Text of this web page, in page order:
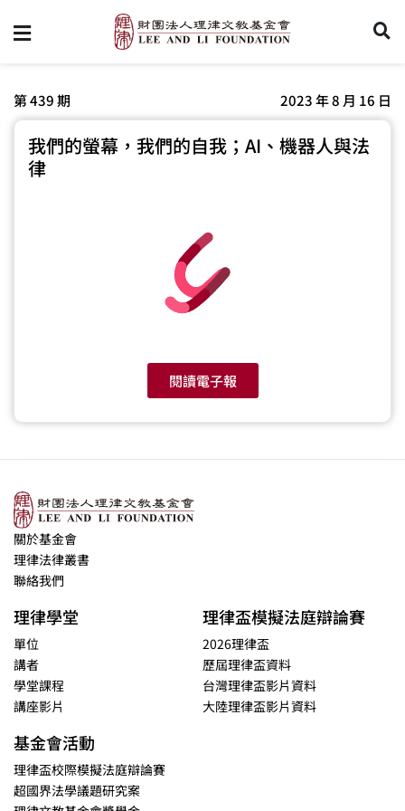
第 439 期 2023 年 8 月 16 日
我們的螢幕，我們的自我；AI、機器人與法
律
閱讀電子報
關於基金會
理律法律叢書
聯絡我們
理律學堂
單位
講者
學堂課程
講座影片
理律盃模擬法庭辯論賽
2026理律盃
歷屆理律盃資料
台灣理律盃影片資料
大陸理律盃影片資料
基金會活動
理律盃校際模擬法庭辯論賽
超國界法學議題研究案